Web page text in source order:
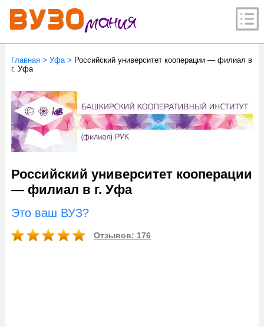
Главная> Уфа> Российский университет кооперации — филиал в
г. Уфа
Российский университет кооперации
— филиал в г. Уфа
Это ваш ВУЗ?
Отзывов: 176